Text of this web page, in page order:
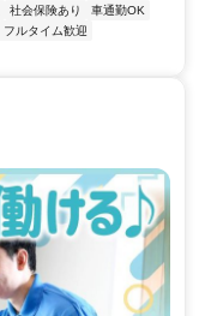
社会保険あり
車通勤OK
フルタイム歓迎